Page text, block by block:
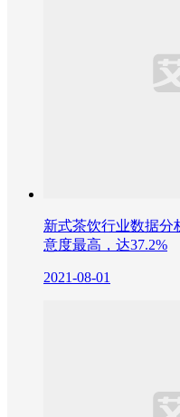
新式茶饮行业数据分
意度最高，达37.2%
2021-08-01